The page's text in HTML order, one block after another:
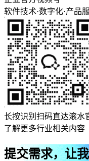
软件技术·数字化·产品
长按识别扫码直达滚水
了解更多行业相关内容
提交需求，让